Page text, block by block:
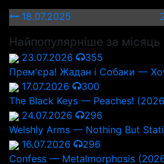
18.07.2025
Найпопулярніше за місяць
23.07.2026
355
Прем'єра! Жадан і Собаки —
17.07.2026
300
The Black Keys — Peaches!
24.07.2026
296
Welshly Arms — Nothing But
16.07.2026
296
Confess — Metalmorphosis